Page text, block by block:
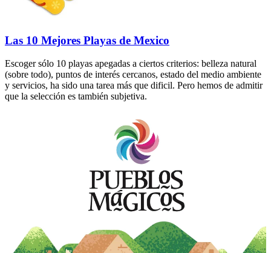
Las 10 Mejores Playas de Mexico
Escoger sólo 10 playas apegadas a ciertos criterios: belleza natural
(sobre todo), puntos de interés cercanos, estado del medio ambiente
y servicios, ha sido una tarea más que dificil. Pero hemos de admitir
que la selección es también subjetiva.